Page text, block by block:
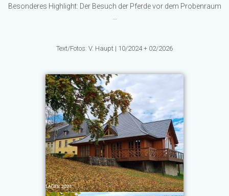
Besonderes Highlight: Der Besuch der Pferde vor dem Probenraum
…
Text/Fotos: V. Haupt | 10/2024 + 02/2026